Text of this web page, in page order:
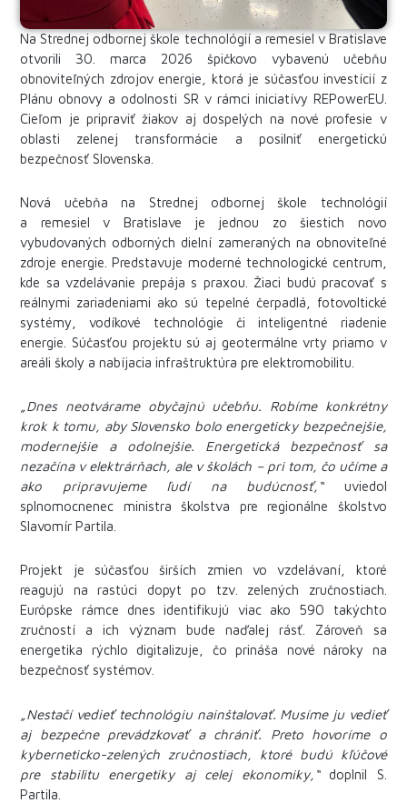
Na Strednej odbornej škole technológií a remesiel v Bratislave
otvorili 30. marca 2026 špičkovo vybavenú učebňu
obnoviteľných zdrojov energie, ktorá je súčasťou investícií z
Plánu obnovy a odolnosti SR v rámci iniciatívy REPowerEU.
Cieľom je pripraviť žiakov aj dospelých na nové profesie v
oblasti zelenej transformácie a posilniť energetickú
bezpečnosť Slovenska.
Nová učebňa na Strednej odbornej škole technológií
a remesiel v Bratislave je jednou zo šiestich novo
vybudovaných odborných dielní zameraných na obnoviteľné
zdroje energie. Predstavuje moderné technologické centrum,
kde sa vzdelávanie prepája s praxou. Žiaci budú pracovať s
reálnymi zariadeniami ako sú tepelné čerpadlá, fotovoltické
systémy, vodíkové technológie či inteligentné riadenie
energie. Súčasťou projektu sú aj geotermálne vrty priamo v
areáli školy a nabíjacia infraštruktúra pre elektromobilitu.
„Dnes neotvárame obyčajnú učebňu. Robíme konkrétny
krok k tomu, aby Slovensko bolo energeticky bezpečnejšie,
modernejšie a odolnejšie. Energetická bezpečnosť sa
nezačína v elektrárňach, ale v školách – pri tom, čo učíme a
ako pripravujeme ľudí na budúcnosť,“uviedol
splnomocnenec ministra školstva pre regionálne školstvo
Slavomír Partila.
Projekt je súčasťou širších zmien vo vzdelávaní, ktoré
reagujú na rastúci dopyt po tzv. zelených zručnostiach.
Európske rámce dnes identifikujú viac ako 590 takýchto
zručností a ich význam bude naďalej rásť. Zároveň sa
energetika rýchlo digitalizuje, čo prináša nové nároky na
bezpečnosť systémov.
„Nestačí vedieť technológiu nainštalovať. Musíme ju vedieť
aj bezpečne prevádzkovať a chrániť. Preto hovoríme o
kyberneticko-zelených zručnostiach, ktoré budú kľúčové
pre stabilitu energetiky aj celej ekonomiky,“doplnil S.
Partila.